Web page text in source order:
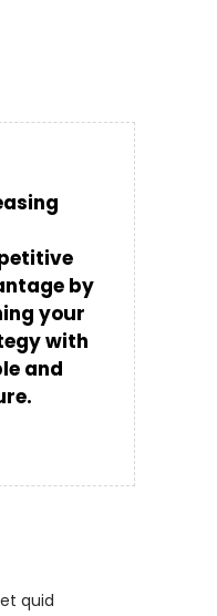
by
your
with
and
quid